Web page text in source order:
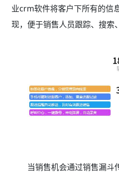
业crm软件将客户下所有的信
现，便于销售人员跟踪、搜索
当销售机会通过销售漏斗